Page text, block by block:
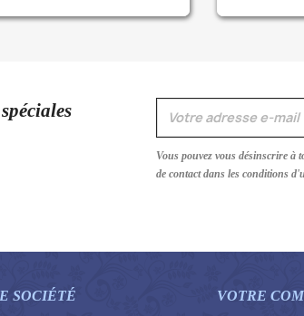
Vous pouvez vous désinscrire à
de contact dans les conditions
SOCIÉTÉ VOTRE